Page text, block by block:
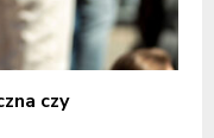
czy